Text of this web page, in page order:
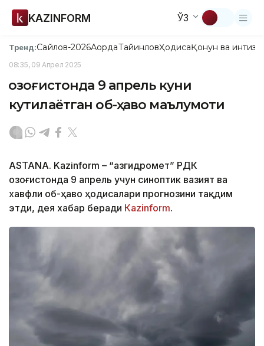
KAZINFORM ЎЗ
Тренд:Сайлов-2026АқордаТайинловҲодисаҚонун ва
08:35, 09 Апрел 2025
Қозоғистонда 9 апрель куни
кутилаётган об-ҳаво маълумоти
ASTANA. Kazinform – “Қазгидромет” РДК
Қозоғистонда 9 апрель учун синоптик вазият ва
хавфли об-ҳаво ҳодисалари прогнозини тақдим
этди, дея хабар беради Каzinform.